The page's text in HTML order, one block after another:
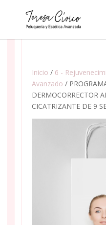
Inicio / 6 -
Avanzado /
DERMOCORRECTOR
CICATRIZANTE DE 9